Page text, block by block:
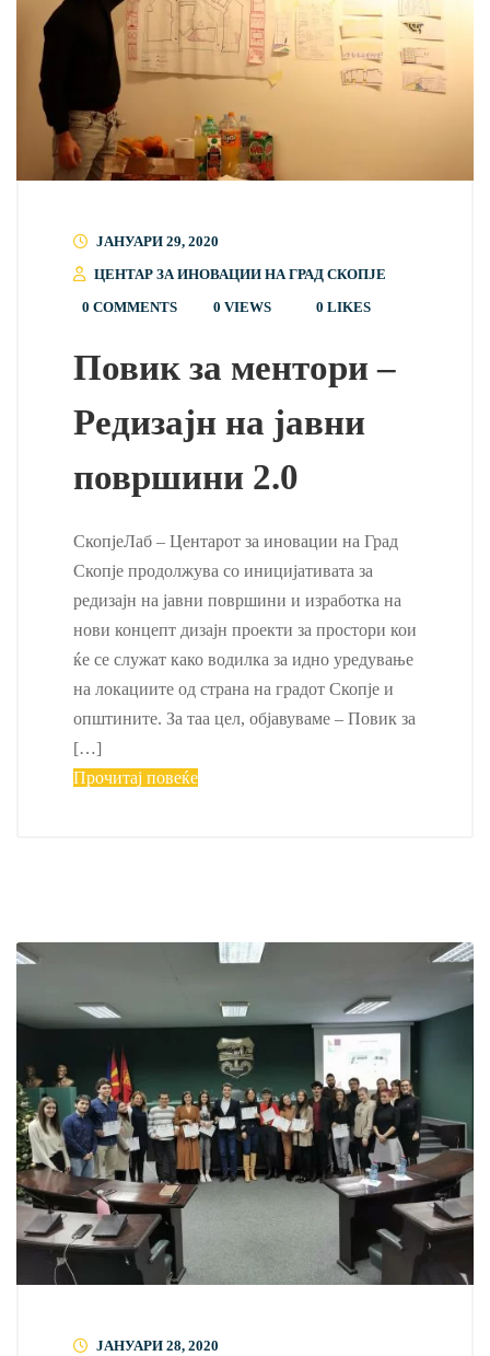
ЈАНУАРИ 29, 2020
ЦЕНТАР ЗА ИНОВАЦИИ НА ГРАД СКОПЈЕ
0 COMMENTS
0 VIEWS 0 LIKES
Повик за ментори –
Редизајн на јавни
површини 2.0
СкопјеЛаб – Центарот за иновации на Град
Скопје продолжува со иницијативата за
редизајн на јавни површини и изработка на
нови концепт дизајн проекти за простори кои
ќе се служат како водилка за идно уредување
на локациите од страна на градот Скопје и
општините. За таа цел, објавуваме – Повик за
[…]
Прочитај повеќе
ЈАНУАРИ 28, 2020